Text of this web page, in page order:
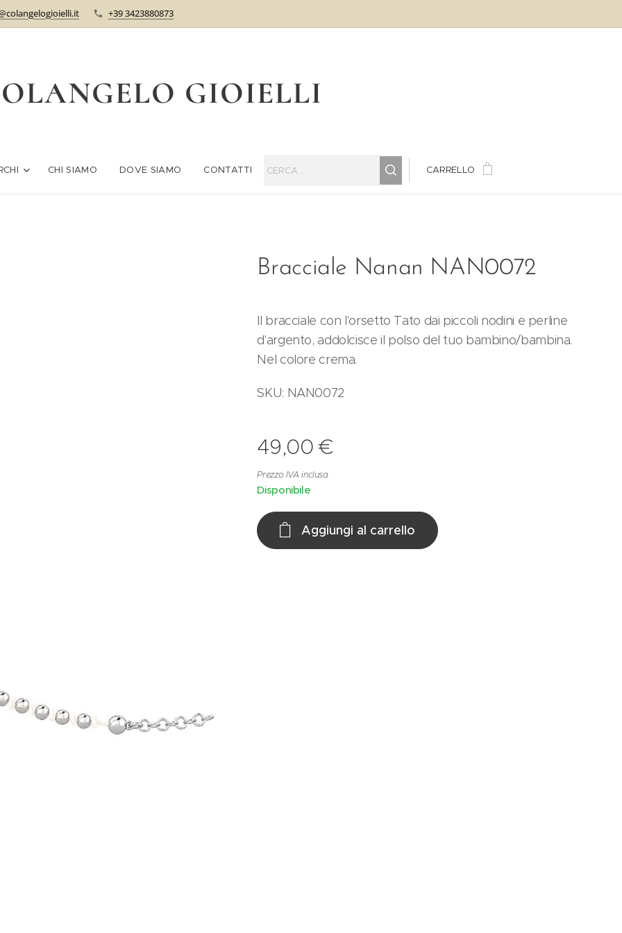
+39 3423880873
GIOIELLI
CHI SIAMO DOVE SIAMO CONTATTI CARRELLO
Bracciale Nanan NAN0072
Il bracciale con l'orsetto Tato dai piccoli nodini e perline
d'argento, addolcisce il polso del tuo bambino/bambina.
Nel colore crema.
SKU: NAN0072
49,00 €
Prezzo IVA inclusa
Disponibile
Aggiungi al carrello